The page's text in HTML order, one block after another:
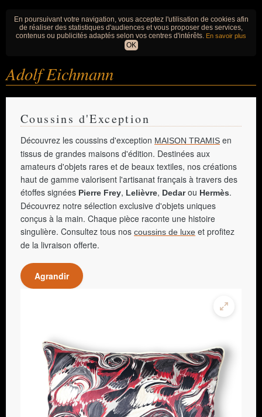
En poursuivant votre navigation, vous acceptez l'utilisation de cookies afin
de réaliser des statistiques d'audiences et vous proposer des services,
contenus ou publicités adaptés selon vos centres d'intérêts. En savoir plus
OK
Adolf Eichmann
Coussins d'Exception
Découvrez les coussins d'exception MAISON TRAMIS en
tissus de grandes maisons d'édition. Destinées aux
amateurs d'objets rares et de beaux textiles, nos créations
haut de gamme valorisent l'artisanat français à travers des
étoffes signées Pierre Frey, Lelièvre, Dedarou Hermès.
Découvrez notre sélection exclusive d'objets uniques
conçus à la main. Chaque pièce raconte une histoire
singulière. Consultez tous nos coussins de luxe et profitez
de la livraison offerte.
Agrandir